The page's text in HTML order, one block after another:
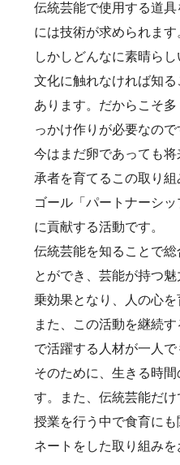
伝統芸能で使用する道
には技術が求められます
しかしどんなに素晴ら
文化に触れなければ知
あります。だからこそ
っかけ作りが必要なので
今はまだ卵であっても
承者を育てるこの取り
ゴール「パートナーシッ
に貢献する活動です。
伝統芸能を知ることで
とができ、芸能が持つ
乗効果となり、人の心を
また、この活動を継続
で活躍する人材が一人で
そのために、生きる時
す。また、伝統芸能だ
授業を行う中で食育に
ネートをした取り組みを